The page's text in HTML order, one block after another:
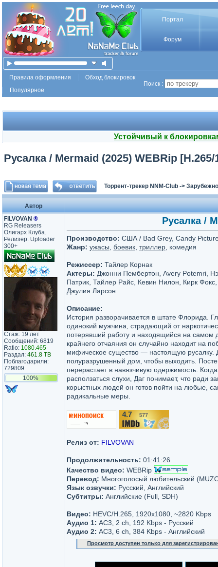
Портал
Форум
Правила оформления
Обход блокировок
Популярное
Поиск :
Устойчивый к
Русалка / Mermaid (2025) WEBRip
Торрент-трекер NNM-Club ->
Автор
FILVOVAN ®
RG Releasers
Олигарх Клуба.
Релизер. Uploader
300+
Стаж: 19 лет
Сообщений: 6819
Ratio: 1080.465
Раздал: 461.8 TB
Поблагодарили:
729809
100%
Русалка /
Производство: США / Bad Grey, Candy
Жанр: ужасы боевик триллер , комедия
Режиссер: Тайлер Корнак
Актеры: Джонни Пембертон, Avery Potemri,
Патрик, Тайлер Райс, Кевин Нилон, Кирк
Джулия Ларсон
Описание:
История разворачивается в штате Флорида.
одинокий мужчина, страдающий от
потерявший работу и находящийся на самом
крайнего отчаяния он случайно находит на
мифическое существо — настоящую русалку.
полуразрушенный дом, чтобы выходить.
перерастает в навязчивую одержимость.
расползаться слухи, Даг понимает, что ради
корыстных людей он готов пойти на любые,
радикальные меры.
4.7 577
Релиз от: FILVOVAN
Продолжительность: 01:41:26
Качество видео: WEBRip
Перевод: Многоголосый любительский
Язык озвучки: Русский, Английский
Субтитры: Английские (Full, SDH)
Видео: HEVC/H.265, 1920x1080, ~2820 Kbps
Аудио 1: AC3, 2 ch, 192 Kbps - Русский
Аудио 2: AC3, 6 ch, 384 Kbps - Английский
Просмотр доступен только для